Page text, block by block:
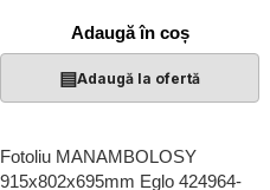
Adaugă în coș
▤Adaugă la ofertă
Fotoliu MANAMBOLOSY
915x802x695mm Eglo 424964-